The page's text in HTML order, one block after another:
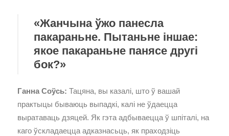
«Жанчына ўжо панесла
пакараньне. Пытаньне іншае:
якое пакараньне панясе другі
бок?»
Ганна Соўсь: Тацяна, вы казалі, што ў вашай
практыцы бываюць выпадкі, калі не ўдаецца
выратаваць дзяцей. Як гэта адбываецца ў шпіталі, на
каго ўскладаецца адказнасьць, як праходзіць